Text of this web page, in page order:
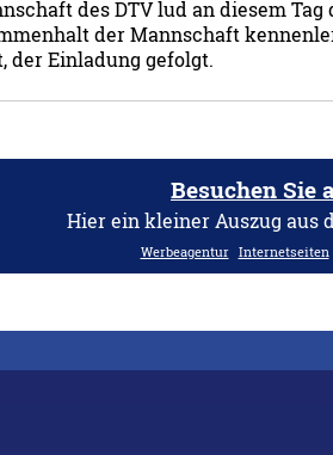
des DTV lud an diesem
der Mannschaft
der Einladung gefolgt.
Besuchen Sie
Hier ein kleiner Auszug aus
Werbeagentur Internetseiten